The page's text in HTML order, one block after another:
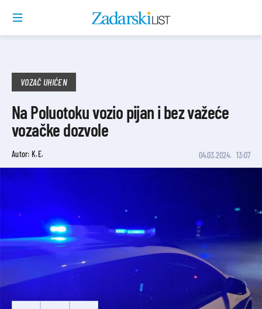
VOZAČ UHIĆEN
Na Poluotoku vozio pijan i bez važeće
vozačke dozvole
Autor: K.E. 04.03.2024. 13:07